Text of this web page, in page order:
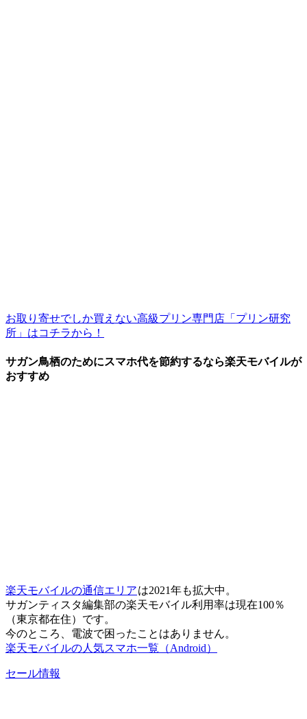
お取り寄せでしか買えない高級プリン専門店「プリン研究
所」はコチラから！
サガン鳥栖のためにスマホ代を節約するなら楽天モバイルが
おすすめ
楽天モバイルの通信エリアは2021年も拡大中。
サガンティスタ編集部の楽天モバイル利用率は現在100％
（東京都在住）です。
今のところ、電波で困ったことはありません。
楽天モバイルの人気スマホ一覧（Android）
セール情報